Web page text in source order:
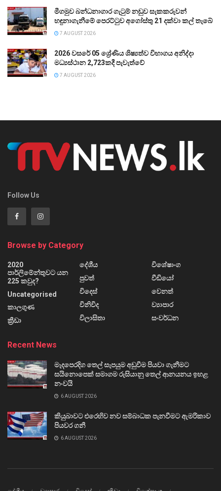
මීගමුව බන්ධනාගාර ගැටුම් නඩුව සැකකරුවන්
හඳුනාගැනීමේ පෙරට්ටුව අගෝස්තු 21 දක්වා කල් තැබේ
7 AUGUST 2026
2026 වසරේ 05 ශ්‍රේණිය ශිෂ්‍යත්ව විභාගය අනිද්දා
මධ්‍යස්ථාන 2,723කදී පැවැත්වේ
7 AUGUST 2026
Follow Us
Browse by Category
2020
පාර්ලිමේන්තුවට යන
225 කවුද?
Uncategorised
කාලගුණ
ක්‍රීඩා
දේශීය
පුවත්
විදෙස්
විනිවිද
විලාසිතා
විශේෂාංග
වීඩියෝ
වෙනත්
ව්‍යාපාර
සංවර්ධන
Recent News
මැදපෙරදිග තෙල් සැපයුම අඩුවීම පියවා ගැනීමට
සයිනොපෙක් සමාගම රුසියානු තෙල් ආනයනය ඉහළ
නංවයි
6 AUGUST 2026
කියුබාවට එරෙහිව නව සම්බාධක පැනවීමට ඇමරිකාව
පියවර ගනී
6 AUGUST 2026